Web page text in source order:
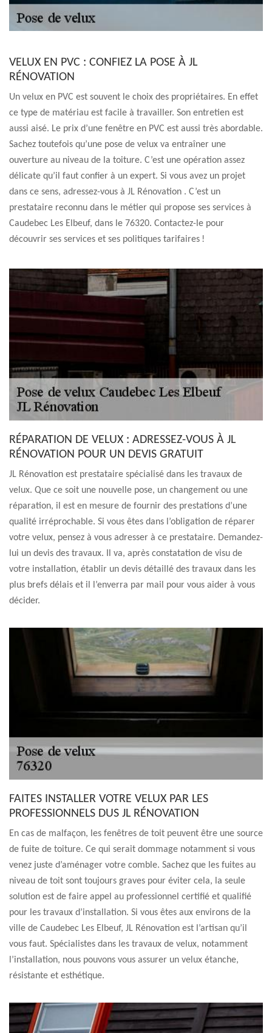
VELUX EN PVC : CONFIEZ LA POSE À JL
RÉNOVATION
Un velux en PVC est souvent le choix des propriétaires. En effet
ce type de matériau est facile à travailler. Son entretien est
aussi aisé. Le prix d’une fenêtre en PVC est aussi très abordable.
Sachez toutefois qu’une pose de velux va entraîner une
ouverture au niveau de la toiture. C’est une opération assez
délicate qu’il faut confier à un expert. Si vous avez un projet
dans ce sens, adressez-vous à JL Rénovation . C’est un
prestataire reconnu dans le métier qui propose ses services à
Caudebec Les Elbeuf, dans le 76320. Contactez-le pour
découvrir ses services et ses politiques tarifaires !
RÉPARATION DE VELUX : ADRESSEZ-VOUS À JL
RÉNOVATION POUR UN DEVIS GRATUIT
JL Rénovation est prestataire spécialisé dans les travaux de
velux. Que ce soit une nouvelle pose, un changement ou une
réparation, il est en mesure de fournir des prestations d’une
qualité irréprochable. Si vous êtes dans l’obligation de réparer
votre velux, pensez à vous adresser à ce prestataire. Demandez-
lui un devis des travaux. Il va, après constatation de visu de
votre installation, établir un devis détaillé des travaux dans les
plus brefs délais et il l’enverra par mail pour vous aider à vous
décider.
FAITES INSTALLER VOTRE VELUX PAR LES
PROFESSIONNELS DUS JL RÉNOVATION
En cas de malfaçon, les fenêtres de toit peuvent être une source
de fuite de toiture. Ce qui serait dommage notamment si vous
venez juste d’aménager votre comble. Sachez que les fuites au
niveau de toit sont toujours graves pour éviter cela, la seule
solution est de faire appel au professionnel certifié et qualifié
pour les travaux d’installation. Si vous êtes aux environs de la
ville de Caudebec Les Elbeuf, JL Rénovation est l’artisan qu’il
vous faut. Spécialistes dans les travaux de velux, notamment
l’installation, nous pouvons vous assurer un velux étanche,
résistante et esthétique.